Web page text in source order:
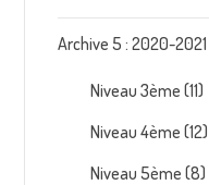
Archive 5 : 2020-2021
Niveau 3ème (11)
Niveau 4ème (12)
Niveau 5ème (8)